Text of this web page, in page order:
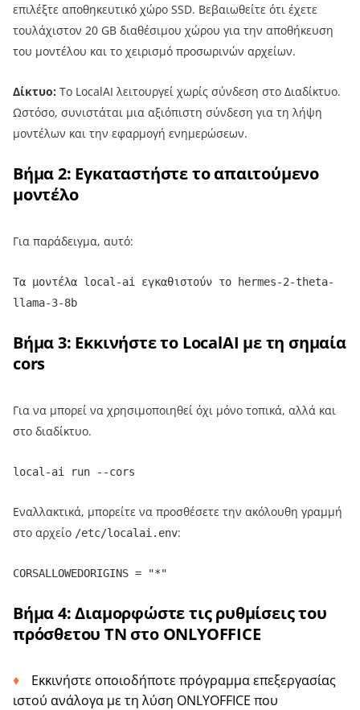
επιλέξτε αποθηκευτικό χώρο SSD. Βεβαιωθείτε ότι έχετε
τουλάχιστον 20 GB διαθέσιμου χώρου για την αποθήκευση
του μοντέλου και το χειρισμό προσωρινών αρχείων.
Δίκτυο: Το LocalAI λειτουργεί χωρίς σύνδεση στο Διαδίκτυο.
Ωστόσο, συνιστάται μια αξιόπιστη σύνδεση για τη λήψη
μοντέλων και την εφαρμογή ενημερώσεων.
Βήμα 2: Εγκαταστήστε το απαιτούμενο
μοντέλο
Για παράδειγμα, αυτό:
Τα μοντέλα local-ai εγκαθιστούν το hermes-2-theta-
llama-3-8b
Βήμα 3: Εκκινήστε το LocalAI με τη σημαία
cors
Για να μπορεί να χρησιμοποιηθεί όχι μόνο τοπικά, αλλά και
στο διαδίκτυο.
local-ai run --cors
Εναλλακτικά, μπορείτε να προσθέσετε την ακόλουθη γραμμή
στο αρχείο /etc/localai.env:
CORSALLOWEDORIGINS = "*"
Βήμα 4: Διαμορφώστε τις ρυθμίσεις του
πρόσθετου ΤΝ στο ONLYOFFICE
Εκκινήστε οποιοδήποτε πρόγραμμα επεξεργασίας
ιστού ανάλογα με τη λύση ONLYOFFICE που